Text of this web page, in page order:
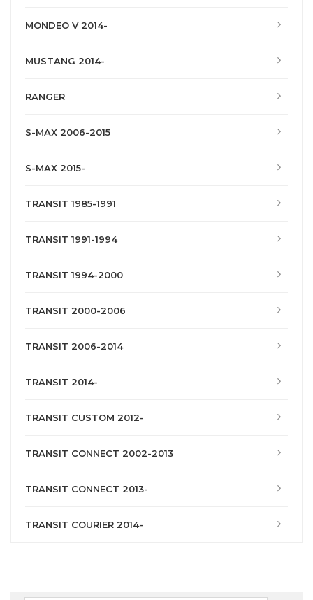
MONDEO V 2014-
MUSTANG 2014-
RANGER
S-MAX 2006-2015
S-MAX 2015-
TRANSIT 1985-1991
TRANSIT 1991-1994
TRANSIT 1994-2000
TRANSIT 2000-2006
TRANSIT 2006-2014
TRANSIT 2014-
TRANSIT CUSTOM 2012-
TRANSIT CONNECT 2002-2013
TRANSIT CONNECT 2013-
TRANSIT COURIER 2014-